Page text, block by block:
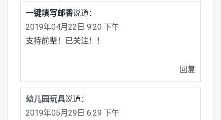
一键填写邮香说道：
2019年04月22日 9:20 下午
支持前辈！已关注！！
回复
幼儿园玩具说道：
2019年05月29日 6:29 下午